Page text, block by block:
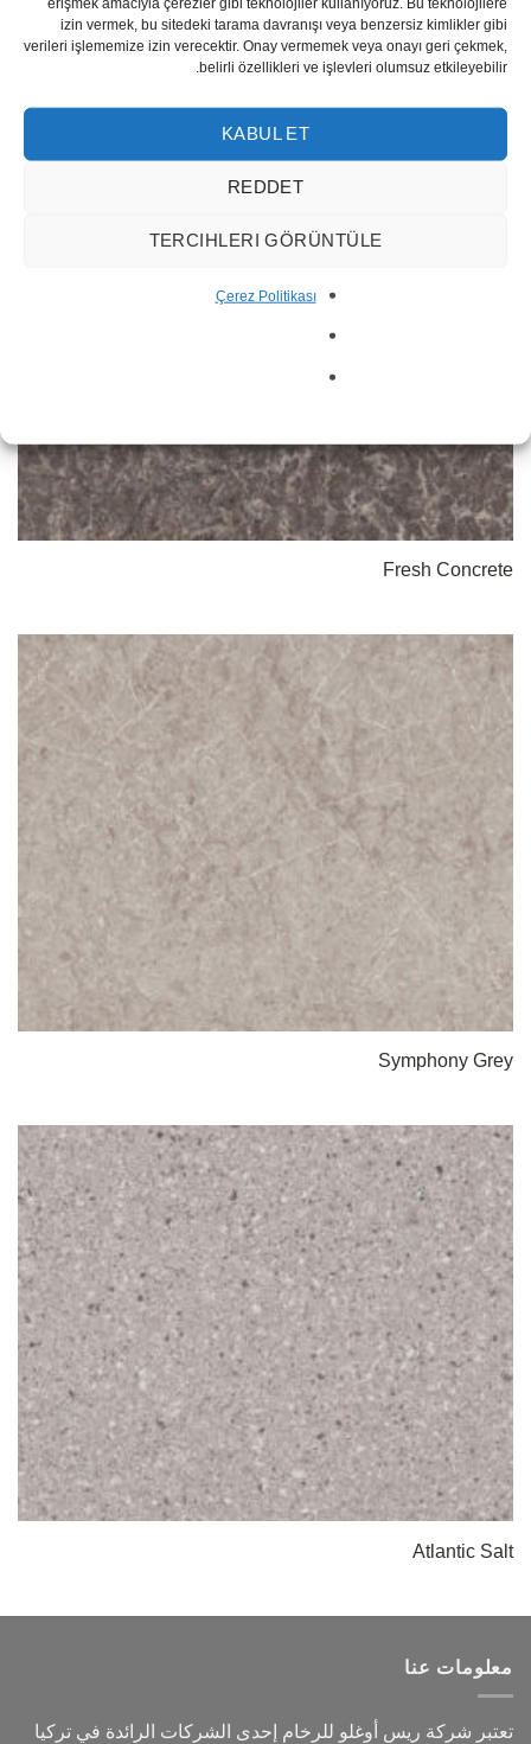
izin vermek, bu sitedeki tarama davranışı veya benzersiz kimlikler gibi
verileri işlememize izin verecektir. Onay vermemek veya onayı geri çekmek,
belirli özellikleri ve işlevleri olumsuz etkileyebilir.
KABUL ET
REDDET
TERCIHLERI GÖRÜNTÜLE
Çerez Politikası
Black Noir
Fresh Concrete
Symphony Grey
Atlantic Salt
معلومات عنا
تعتبر شركة ريس أوغلو للرخام إحدى الشركات الرائدة في تركيا